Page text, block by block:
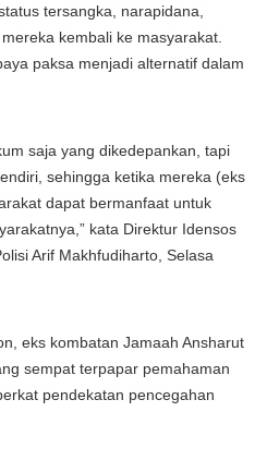
tersangka, narapidana,
kembali ke masyarakat.
paksa menjadi alternatif dalam
saja yang dikedepankan, tapi
sehingga ketika mereka (eks
dapat bermanfaat untuk
kata Direktur Idensos
Arif Makhfudiharto, Selasa
eks kombatan Jamaah Ansharut
sempat terpapar pemahaman
pendekatan pencegahan